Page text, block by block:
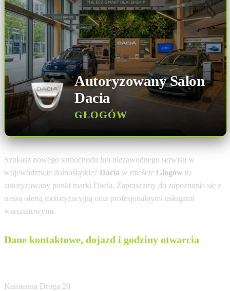
Autoryzowany Salon
Dacia
GŁOGÓW
Szukasz nowego samochodu lub niezawodnego serwisu w
województwie dolnośląskie? Dacia w mieście Głogów to
autoryzowany punkt marki Dacia. Zapraszamy do zapoznania się z
naszą ofertą motoryzacyjną oraz profesjonalnymi usługami
warsztatowymi.
Dane kontaktowe, dojazd i godziny otwarcia
Kamienna Droga 20